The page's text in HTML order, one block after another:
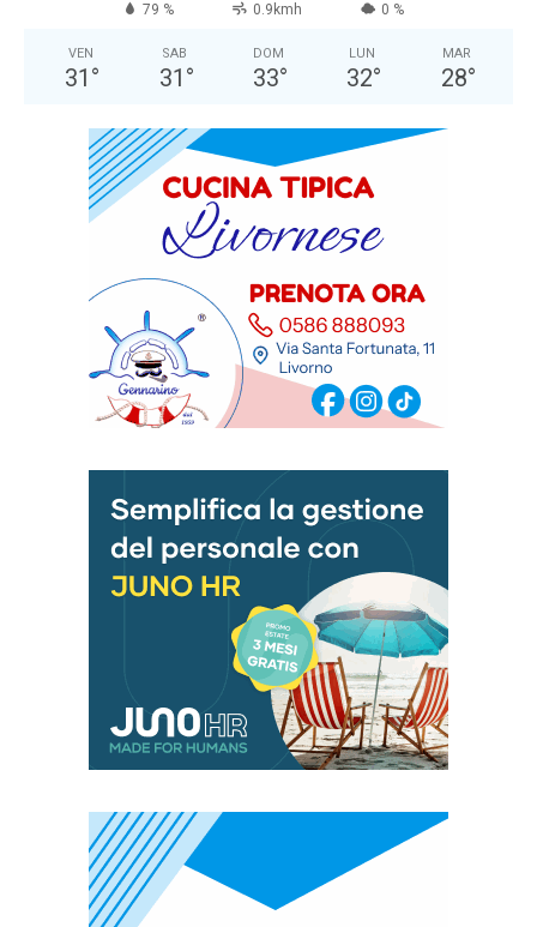
79 % 0.9kmh 0 %
VEN
31 °
SAB
31 °
DOM
33°
LUN
32°
MAR
28°